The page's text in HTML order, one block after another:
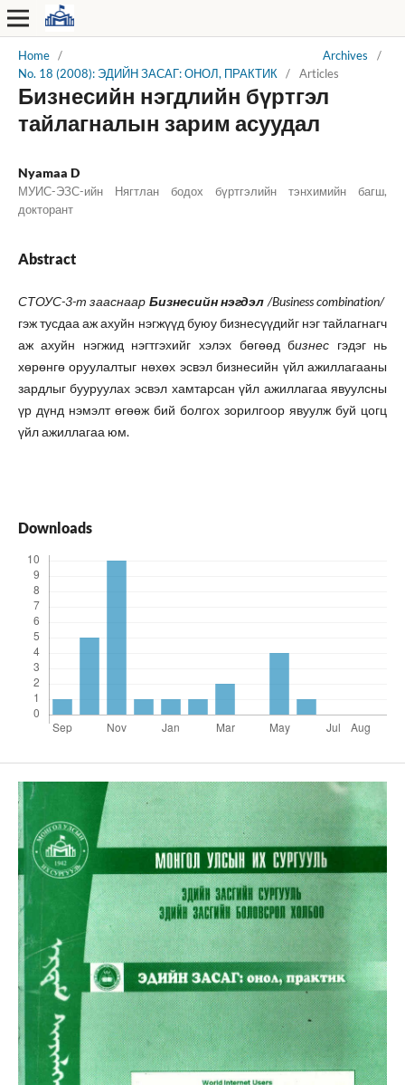
Home / Archives
/
No. 18 (2008): ЭДИЙН ЗАСАГ: ОНОЛ, ПРАКТИК
/ Articles
Бизнесийн нэгдлийн бүртгэл
тайлагналын зарим асуудал
Nyamaa D
МУИС-ЭЗС-ийн Нягтлан бодох бүртгэлийн тэнхимийн багш,
докторант
Abstract
СТОУС-3-т зааснаар Бизнесийн нэгдэл /Business combination/
гэж тусдаа аж ахуйн нэгжүүд буюу бизнесүүдийг нэг тайлагнагч
аж ахуйн нэгжид нэгтгэхийг хэлэх бөгөөд бизнес гэдэг нь
хөрөнгө оруулалтыг нөхөх эсвэл бизнесийн үйл ажиллагааны
зардлыг бууруулах эсвэл хамтарсан үйл ажиллагаа явуулсны
үр дүнд нэмэлт өгөөж бий болгох зорилгоор явуулж буй цогц
үйл ажиллагаа юм.
Downloads